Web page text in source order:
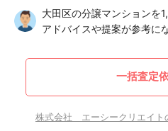
大田区の分譲マンション
アドバイスや提案が参考に
一括査定
株式会社 エーシークリエイト